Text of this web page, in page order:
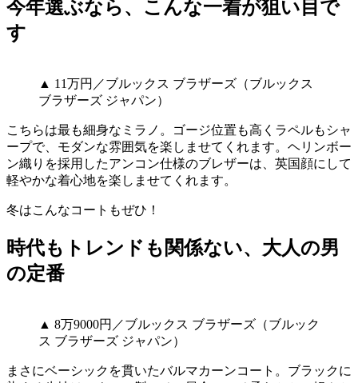
今年選ぶなら、こんな一着が狙い目で
す
▲ 11万円／ブルックス ブラザーズ（ブルックス
ブラザーズ ジャパン）
こちらは最も細身なミラノ。ゴージ位置も高くラペルもシャ
ープで、モダンな雰囲気を楽しませてくれます。ヘリンボー
ン織りを採用したアンコン仕様のブレザーは、英国顔にして
軽やかな着心地を楽しませてくれます。
冬はこんなコートもぜひ！
時代もトレンドも関係ない、大人の男
の定番
▲ 8万9000円／ブルックス ブラザーズ（ブルック
ス ブラザーズ ジャパン）
まさにベーシックを貫いたバルマカーンコート。ブラックに